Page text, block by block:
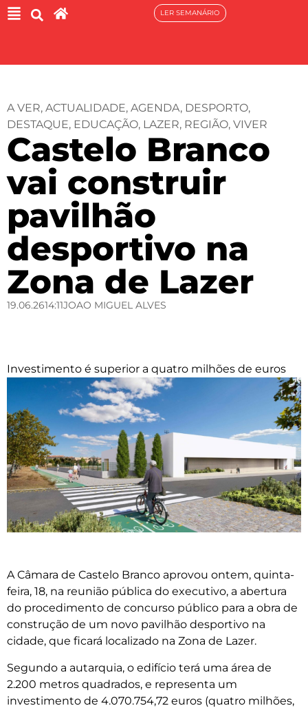
LER SEMANÁRIO
A VER, ACTUALIDADE, AGENDA, DESPORTO,
DESTAQUE, EDUCAÇÃO, LAZER, REGIÃO, VIVER
Castelo Branco
vai construir
pavilhão
desportivo na
Zona de Lazer
19.06.2614:11JOAO MIGUEL ALVES
Investimento é superior a quatro milhões de euros
A Câmara de Castelo Branco aprovou ontem, quinta-
feira, 18, na reunião pública do executivo, a abertura
do procedimento de concurso público para a obra de
construção de um novo pavilhão desportivo na
cidade, que ficará localizado na Zona de Lazer.
Segundo a autarquia, o edifício terá uma área de
2.200 metros quadrados, e representa um
investimento de 4.070.754,72 euros (quatro milhões,